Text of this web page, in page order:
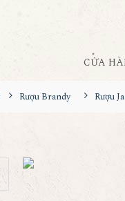
CỬA
Rượu Brandy